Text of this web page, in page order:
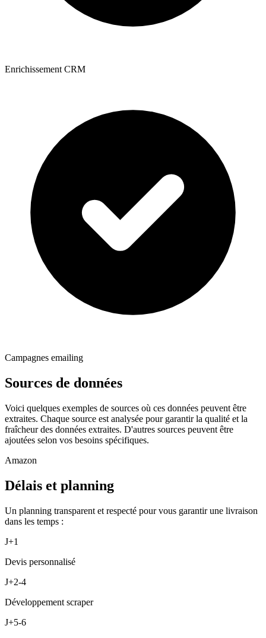
Enrichissement CRM
Campagnes emailing
Sources de données
Voici quelques exemples de sources où ces données peuvent être
extraites. Chaque source est analysée pour garantir la qualité et la
fraîcheur des données extraites. D'autres sources peuvent être
ajoutées selon vos besoins spécifiques.
Amazon
Délais et planning
Un planning transparent et respecté pour vous garantir une livraison
dans les temps :
J+1
Devis personnalisé
J+2-4
Développement scraper
J+5-6